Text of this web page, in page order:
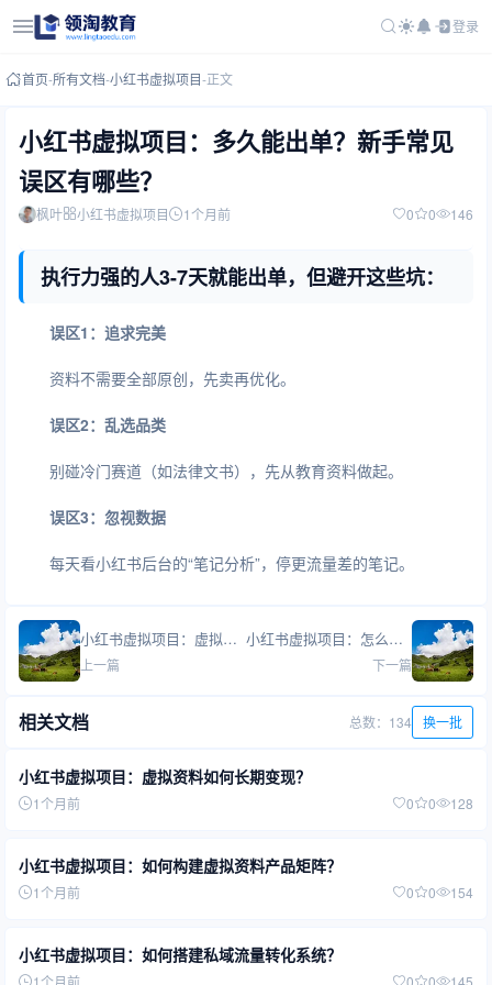
登录
首页-所有文档-小红书虚拟项目-正文
小红书虚拟项目：多久能出单？新手常见
误区有哪些？
枫叶 小红书虚拟项目 1个月前 0 0 146
执行力强的人3-7天就能出单，但避开这些坑：
误区1：追求完美
资料不需要全部原创，先卖再优化。
误区2：乱选品类
别碰冷门赛道（如法律文书），先从教育资料做起。
误区3：忽视数据
每天看小红书后台的“笔记分析”，停更流量差的笔记。
小红书虚拟项目：虚拟电商未来会被平台打击吗？
上一篇
小红书虚拟项目：怎么防止同行盗用我的资料？
下一篇
相关文档 总数：134 换一批
小红书虚拟项目：虚拟资料如何长期变现？
1个月前 0 0 128
小红书虚拟项目：如何构建虚拟资料产品矩阵？
1个月前 0 0 154
小红书虚拟项目：如何搭建私域流量转化系统？
1个月前 0 0 145